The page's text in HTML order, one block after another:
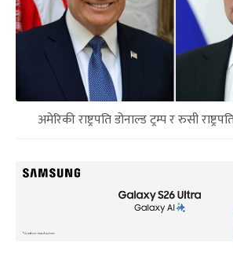
अमेरिकी राष्ट्रपति डोनाल्ड ट्रम्प र रुसी